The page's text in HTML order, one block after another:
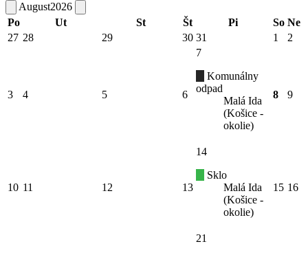
August2026
Po
Ut St Št Pi So Ne
27 28 29 30 31 1 2
3 4 5 6
7
Komunálny
odpad
Malá Ida
(Košice -
okolie)
8 9
10 11 12 13
14
Sklo
Malá Ida
(Košice -
okolie)
15 16
21